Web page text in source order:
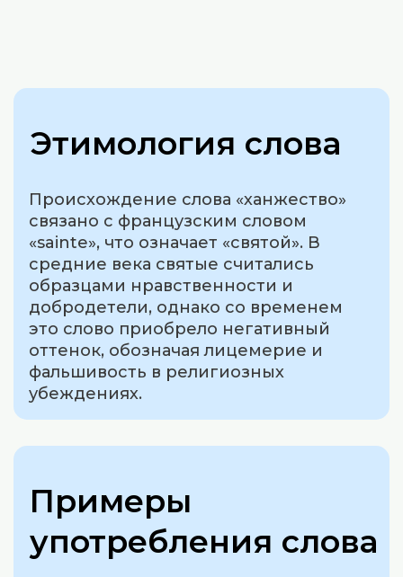
Этимология слова
Происхождение слова «ханжество»
связано с французским словом
«sainte», что означает «святой». В
средние века святые считались
образцами нравственности и
добродетели, однако со временем
это слово приобрело негативный
оттенок, обозначая лицемерие и
фальшивость в религиозных
убеждениях.
Примеры
употребления слова